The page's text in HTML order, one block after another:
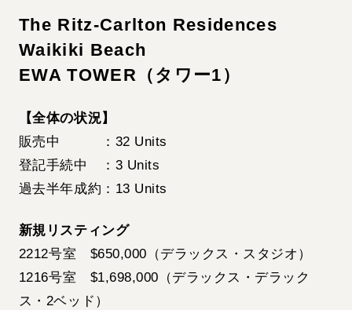
The Ritz-Carlton Residences
Waikiki Beach
EWA TOWER（タワー1）
【全体の状況】
販売中 ：32 Units
登記手続中 ：3 Units
過去半年成約：13 Units
新規リスティング
2212号室 $650,000（デラックス・スタジオ）
1216号室 $1,698,000（デラックス・デラック
ス・2ベッド）